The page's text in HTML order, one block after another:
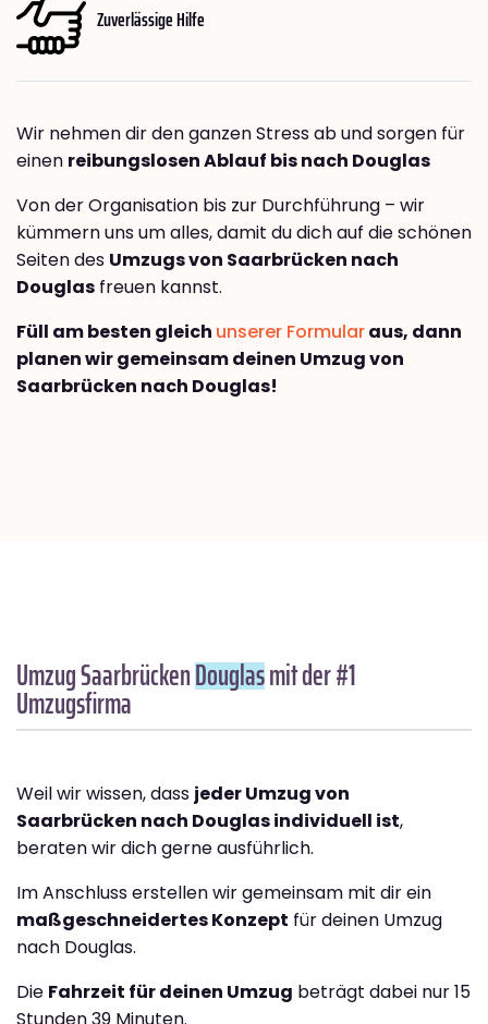
Zuverlässige Hilfe
Wir nehmen dir den ganzen Stress ab und sorgen für
einen reibungslosen Ablauf bis nach Douglas
Von der Organisation bis zur Durchführung – wir
kümmern uns um alles, damit du dich auf die schönen
Seiten des Umzugs von Saarbrücken nach
Douglas freuen kannst.
Füll am besten gleich unserer Formularaus, dann
planen wir gemeinsam deinen Umzug von
Saarbrücken nach Douglas!
Umzug SaarbrückenDouglasmit der #1
Umzugsfirma
Weil wir wissen, dass jeder Umzug von
Saarbrücken nach Douglas individuell ist,
beraten wir dich gerne ausführlich.
Im Anschluss erstellen wir gemeinsam mit dir ein
maßgeschneidertes Konzept für deinen Umzug
nach Douglas.
Die Fahrzeit für deinen Umzug beträgt dabei nur 15